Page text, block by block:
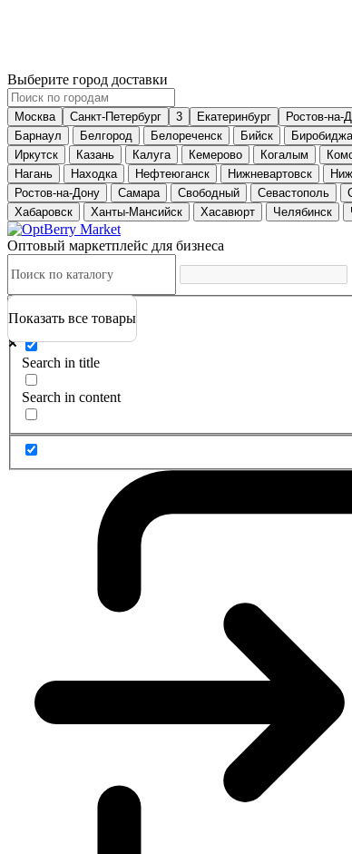
Выберите город доставки
Москва Санкт-Петербург 3 Екатеринбург Ростов-на-
Барнаул
Белгород Белореченск Бийск
Иркутск
Казань Калуга Кемерово Когалым
Нагань
Находка Нефтеюганск Нижневартовск
Ростов-на-Дону
Самара Свободный Севастополь
Хабаровск
Ханты-Мансийск Хасавюрт Челябинск
Оптовый маркетплейс для бизнеса
Показать все товары
Exact matches only
Search in title
Search in content